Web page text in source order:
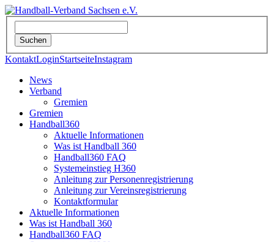
KontaktLoginStartseiteInstagram
News
Verband
Gremien
Gremien
Handball360
Aktuelle Informationen
Was ist Handball 360
Handball360 FAQ
Systemeinstieg H360
Anleitung zur Personenregistrierung
Anleitung zur Vereinsregistrierung
Kontaktformular
Aktuelle Informationen
Was ist Handball 360
Handball360 FAQ